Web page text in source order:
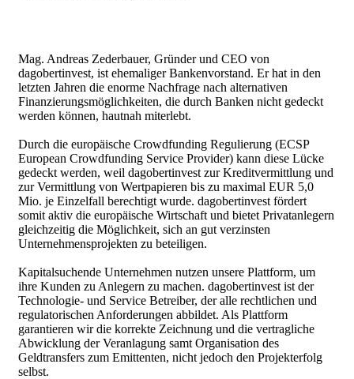
Mag. Andreas Zederbauer, Gründer und CEO von
dagobertinvest, ist ehemaliger Bankenvorstand. Er hat in den
letzten Jahren die enorme Nachfrage nach alternativen
Finanzierungsmöglichkeiten, die durch Banken nicht gedeckt
werden können, hautnah miterlebt.
Durch die europäische Crowdfunding Regulierung (ECSP
European Crowdfunding Service Provider) kann diese Lücke
gedeckt werden, weil dagobertinvest zur Kreditvermittlung und
zur Vermittlung von Wertpapieren bis zu maximal EUR 5,0
Mio. je Einzelfall berechtigt wurde. dagobertinvest fördert
somit aktiv die europäische Wirtschaft und bietet Privatanlegern
gleichzeitig die Möglichkeit, sich an gut verzinsten
Unternehmensprojekten zu beteiligen.
Kapitalsuchende Unternehmen nutzen unsere Plattform, um
ihre Kunden zu Anlegern zu machen. dagobertinvest ist der
Technologie- und Service Betreiber, der alle rechtlichen und
regulatorischen Anforderungen abbildet. Als Plattform
garantieren wir die korrekte Zeichnung und die vertragliche
Abwicklung der Veranlagung samt Organisation des
Geldtransfers zum Emittenten, nicht jedoch den Projekterfolg
selbst.